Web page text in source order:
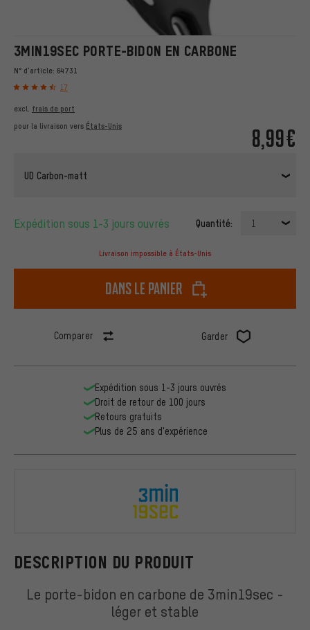
3MIN19SEC PORTE-BIDON EN CARBONE
N° d'article: 64731
17
8,99€
excl. frais de port
pour la livraison vers États-Unis
UD Carbon-matt
Expédition sous 1-3 jours ouvrés Quantité: 1
Livraison impossible à États-Unis
dans le panier
Comparer Garder
DESCRIPTION DU PRODUIT
Le porte-bidon en carbone de 3min19sec -
léger et stable
Expédition sous 1-3 jours ouvrés
Droit de retour de 100 jours
Retours gratuits
Plus de 25 ans d'expérience